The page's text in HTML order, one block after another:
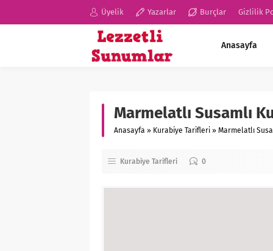
Üyelik Yazarlar Burçlar Gizlilik
Anasayfa
Marmelatlı Susamlı
Anasayfa » Kurabiye Tarifleri » Marmelatlı
Kurabiye Tarifleri 0